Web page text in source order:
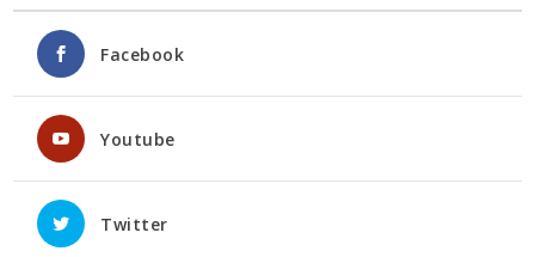
Facebook
Youtube
Twitter